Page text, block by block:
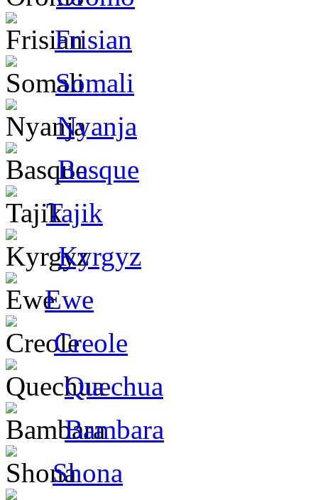
Frisian
Somali
Nyanja
Basque
Tajik
Kyrgyz
Ewe
Creole
Quechua
Bambara
Shona